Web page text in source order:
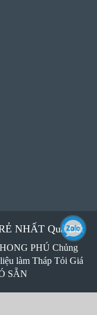
NHẤT Quả Đất
PHÚ Chủng
làm Tháp Tỏi Giá
SẴN